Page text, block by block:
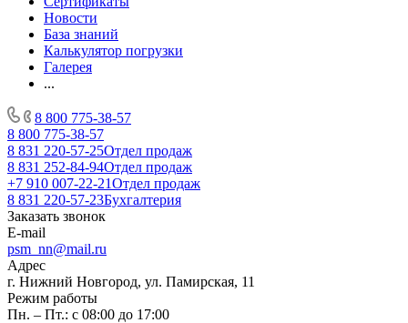
Новости
База знаний
Калькулятор погрузки
Галерея
...
8 800 775-38-57
8 800 775-38-57
8 831 220-57-25Отдел продаж
8 831 252-84-94Отдел продаж
+7 910 007-22-21Отдел продаж
8 831 220-57-23Бухгалтерия
Заказать звонок
E-mail
psm_nn@mail.ru
Адрес
г. Нижний Новгород, ул. Памирская, 11
Режим работы
Пн. – Пт.: с 08:00 до 17:00